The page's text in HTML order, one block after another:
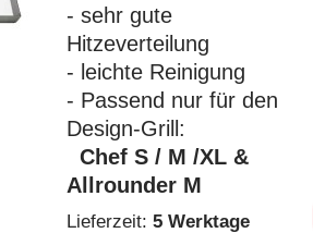
- sehr gute
Hitzeverteilung
- leichte Reinigung
- Passend nur für den
Design-Grill:
Chef S / M /XL &
Allrounder M
Lieferzeit: 5 Werktage